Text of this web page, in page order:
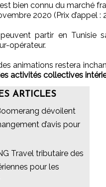
bien connu du marché
2020 (Prix
partir en Tunisie
opérateur.
animations restera
activités collectives
ARTICLES
dévoilent
d’avis pour
Travel tributaire des
pour les